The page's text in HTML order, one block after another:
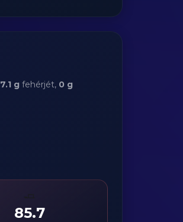
7.1 g fehérjét, 0 g
85.7